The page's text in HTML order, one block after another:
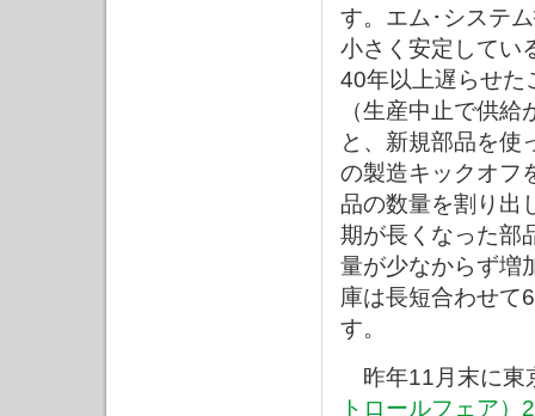
す。エム･システ
小さく安定してい
40年以上遅らせた
（生産中止で供
と、新規部品を使
の製造キックオフ
品の数量を割り出
期が長くなった部
量が少なからず増
庫は長短合わせて
す。
昨年11月末に東
トロールフェア）